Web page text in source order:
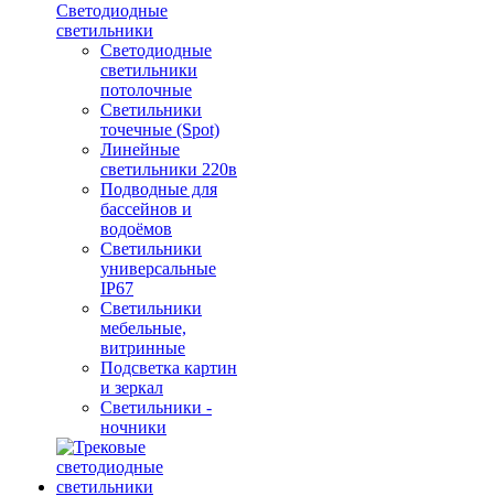
Светодиодные
светильники
Светодиодные
светильники
потолочные
Светильники
точечные (Spot)
Линейные
светильники 220в
Подводные для
бассейнов и
водоёмов
Светильники
универсальные
IP67
Светильники
мебельные,
витринные
Подсветка картин
и зеркал
Светильники -
ночники